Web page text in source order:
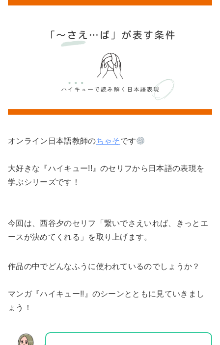
オンライン日本語教師のちゃそです
大好きな『ハイキュー!!』のセリフから日本語の表現を
学ぶシリーズです！
今回は、西谷夕のセリフ「繋いでさえいれば、きっとエ
ースが決めてくれる」を取り上げます。
作品の中でどんなふうに使われているのでしょうか？
マンガ『ハイキュー!!』のシーンとともに見ていきまし
ょう！